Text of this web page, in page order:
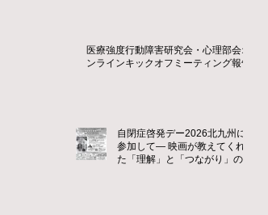
医療強度行動障害研究会・心理部会オ
ンラインキックオフミーティング報告
自閉症啓発デー2026北九州に
参加して― 映画が教えてくれ
た「理解」と「つながり」の大